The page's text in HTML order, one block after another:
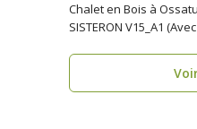
Chalet en Bois à
SISTERON V15_A1